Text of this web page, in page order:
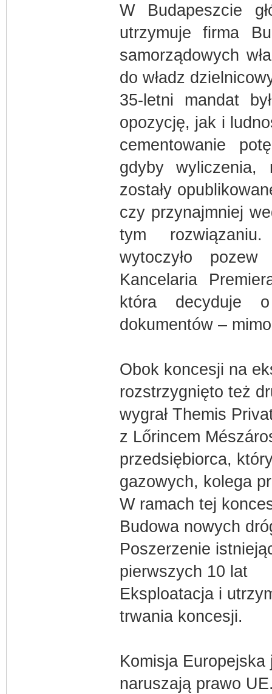
W Budapeszcie
utrzymuje firma
samorządowych
do władz
35-letni mandat
opozycję, jak i
cementowanie
gdyby wyliczenia,
zostały
czy przynajmniej
tym
wytoczyło
Kancelaria
która decyduje
dokumentów –
Obok koncesji na
rozstrzygnięto też
wygrał Themis
z Lőrincem
przedsiębiorca,
gazowych, kolega
W ramach tej
Budowa nowych
Poszerzenie
pierwszych 10 lat
Eksploatacja i
trwania koncesji.
Komisja
naruszają prawo